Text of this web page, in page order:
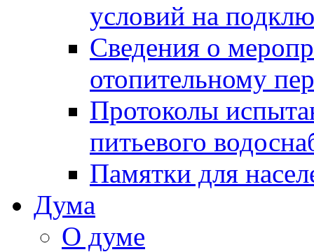
условий на
Сведения о
отопительному
Протоколы
питьевого
Памятки для
Дума
О думе